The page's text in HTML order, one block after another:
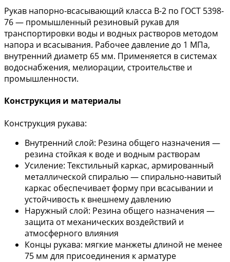
Рукав напорно-всасывающий класса В-2 по ГОСТ 5398-
76 — промышленный резиновый рукав для
транспортировки воды и водных растворов методом
напора и всасывания. Рабочее давление до 1 МПа,
внутренний диаметр 65 мм. Применяется в системах
водоснабжения, мелиорации, строительстве и
промышленности.
Конструкция и материалы
Конструкция рукава:
Внутренний слой: Резина общего назначения —
резина стойкая к воде и водным растворам
Усиление: Текстильный каркас, армированный
металлической спиралью — спирально-навитый
каркас обеспечивает форму при всасывании и
устойчивость к внешнему давлению
Наружный слой: Резина общего назначения —
защита от механических воздействий и
атмосферного влияния
Концы рукава: мягкие манжеты длиной не менее
75 мм для присоединения к арматуре